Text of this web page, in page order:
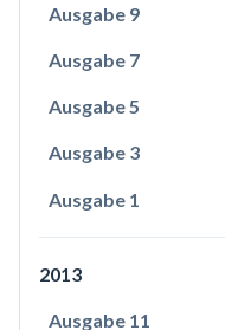
Ausgabe 9
Ausgabe 7
Ausgabe 5
Ausgabe 3
Ausgabe 1
2013
Ausgabe 11